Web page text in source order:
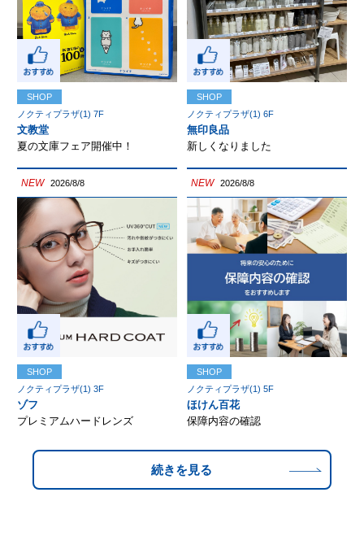
SHOP
ノクティプラザ(1) 7F
文教堂
夏の文庫フェア開催中！
SHOP
ノクティプラザ(1) 6F
無印良品
新しくなりました
NEW 2026/8/8
SHOP
ノクティプラザ(1) 3F
ゾフ
プレミアムハードレンズ
NEW 2026/8/8
SHOP
ノクティプラザ(1) 5F
ほけん百花
保障内容の確認
続きを見る